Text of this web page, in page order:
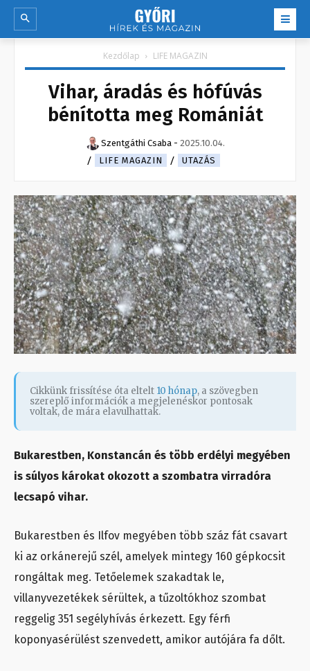
Kezdőlap LIFE MAGAZIN
Vihar, áradás és hófúvás
bénította meg Romániát
Szentgáthi Csaba - 2025.10.04.
LIFE MAGAZIN
UTAZÁS
Cikkünk frissítése óta eltelt 10 hónap, a szövegben
szereplő információk a megjelenéskor pontosak
voltak, de mára elavulhattak.
Bukarestben, Konstancán és több erdélyi megyében
is súlyos károkat okozott a szombatra virradóra
lecsapó vihar.
Bukarestben és Ilfov megyében több száz fát csavart
ki az orkánerejű szél, amelyek mintegy 160 gépkocsit
rongáltak meg. Tetőelemek szakadtak le,
villanyvezetékek sérültek, a tűzoltókhoz szombat
reggelig 351 segélyhívás érkezett. Egy férfi
koponyasérülést szenvedett, amikor autójára fa dőlt.